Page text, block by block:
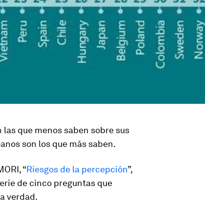
que menos saben sobre sus
son los que más saben.
“Riesgos de la percepción”,
de cinco preguntas que
verdad.